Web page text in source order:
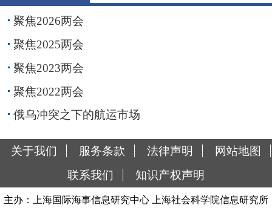
聚焦2026两会
聚焦2025两会
聚焦2023两会
聚焦2022两会
俄乌冲突之下的航运市场
关于我们 服务条款 法律声明
网站地图
联系我们
知识产权声明
主办：上海国际海事信息研究中心 上海社会科学院信息研究所